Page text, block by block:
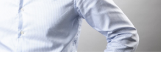
DIGITAL :